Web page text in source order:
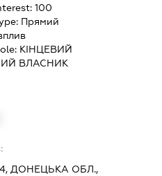
100
Прямий
КІНЦЕВИЙ
ВЛАСНИК
ДОНЕЦЬКА ОБЛ.,